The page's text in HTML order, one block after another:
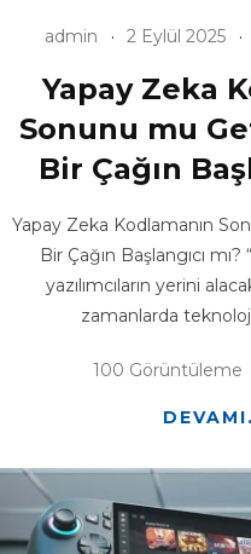
admin 2 Eylül 2025
Yapay Zeka
Sonunu mu
Bir Çağın
Yapay Zeka Kodlamanın
Bir Çağın Başlangıcı
yazılımcıların yerini
zamanlarda
100 Görüntüleme